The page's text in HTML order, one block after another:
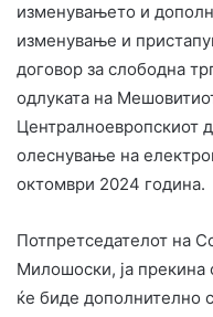
изменувањето и
изменување и
договор за слободна
одлуката на
Централноевропскиот
олеснување на
октомври 2024 година.
Потпретседателот на
Милошоски, ја прекина
ќе биде дополнително